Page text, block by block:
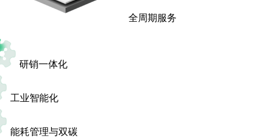
全周期服务
研销一体化
工业智能化
能耗管理与双碳